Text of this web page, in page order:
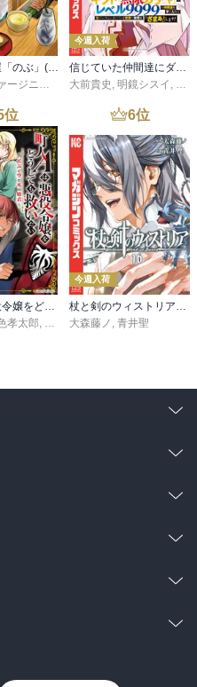
ジニア二等兵 ,転
今週入荷
大前貴史 明鏡シスイ
位
町人Ａは悪役令嬢をどうしても救いたい ～どぶと空と氷の姫君～１０【電子書店共通特典イラスト付】
孝太郎, Parum
6位
今週入荷
杖と剣のウィストリア（１６）
大森藤ノ , 青井聖